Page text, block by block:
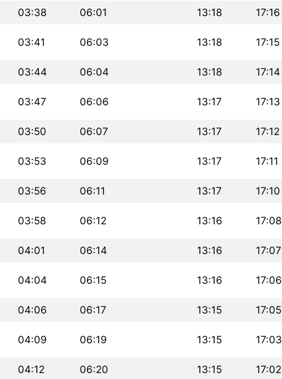
03:38 06:01 13:18 17:16
03:41 06:03 13:18 17:15
03:44 06:04 13:18 17:14
03:47 06:06 13:17 17:13
03:50 06:07 13:17 17:12
03:53 06:09 13:17 17:11
03:56 06:11 13:17 17:10
03:58 06:12 13:16 17:08
04:01 06:14 13:16 17:07
04:04 06:15 13:16 17:06
04:06 06:17 13:15 17:05
04:09 06:19 13:15 17:03
04:12 06:20 13:15 17:02